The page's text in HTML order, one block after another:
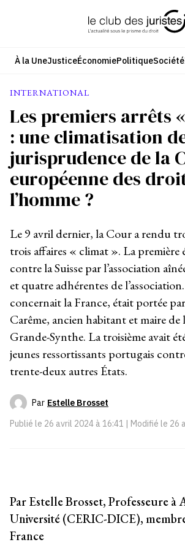
À la UneJusticeÉconomiePolitiqueSociété
INTERNATIONAL
Les premiers arrêts
: une climatisation
jurisprudence de la
européenne des
l’homme ?
Le 9 avril dernier, la Cour a rendu
trois affaires « climat ». La première
contre la Suisse par l’association
et quatre adhérentes de
concernait la France, était portée
Carême, ancien habitant et maire
Grande-Synthe. La troisième avait
jeunes ressortissants portugais
trente-deux autres États.
Par Estelle Brosset
Publié le 26 avril 2024 à 16:41 | Modifié le 26
Par Estelle Brosset, Professeure à
Université (CERIC-DICE),
France